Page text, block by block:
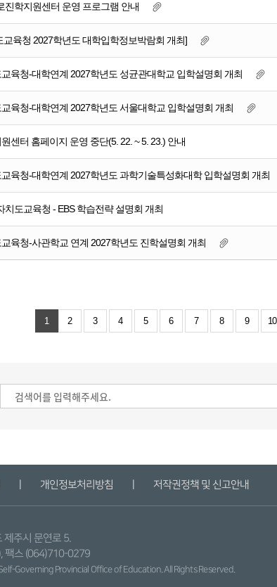
진학지원센터 운영 프로그램 안내
교육청 2027학년도 대학입학정보박람회 개최]
육청-대학연계 2027학년도 성균관대학교 입학설명회 개최
육청-대학연계 2027학년도 서울대학교 입학설명회 개최
센터 홈페이지 운영 중단(5. 22. ~ 5. 23.) 안내
육청-대학연계 2027학년도 과학기술특성화대학 입학설명회 개최
치도교육청 - EBS 학습전략 설명회 개최
육청-사관학교 연계 2027학년도 진학설명회 개최
1 2 3 4 5 6 7 8 9 10
개인정보처리방침 저작권정책 및 신고안내
주시 문연로 5.
팩스 (064)710-0279
Governing Provincial Office of Education. All Rights Reserved.